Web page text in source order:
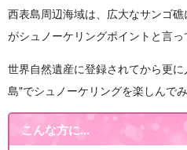
西表島周辺海域は、広大なサンゴ
がシュノーケリングポイントと言っ
世界自然遺産に登録されてから更
島"でシュノーケリングを楽しんで
こんな方に...